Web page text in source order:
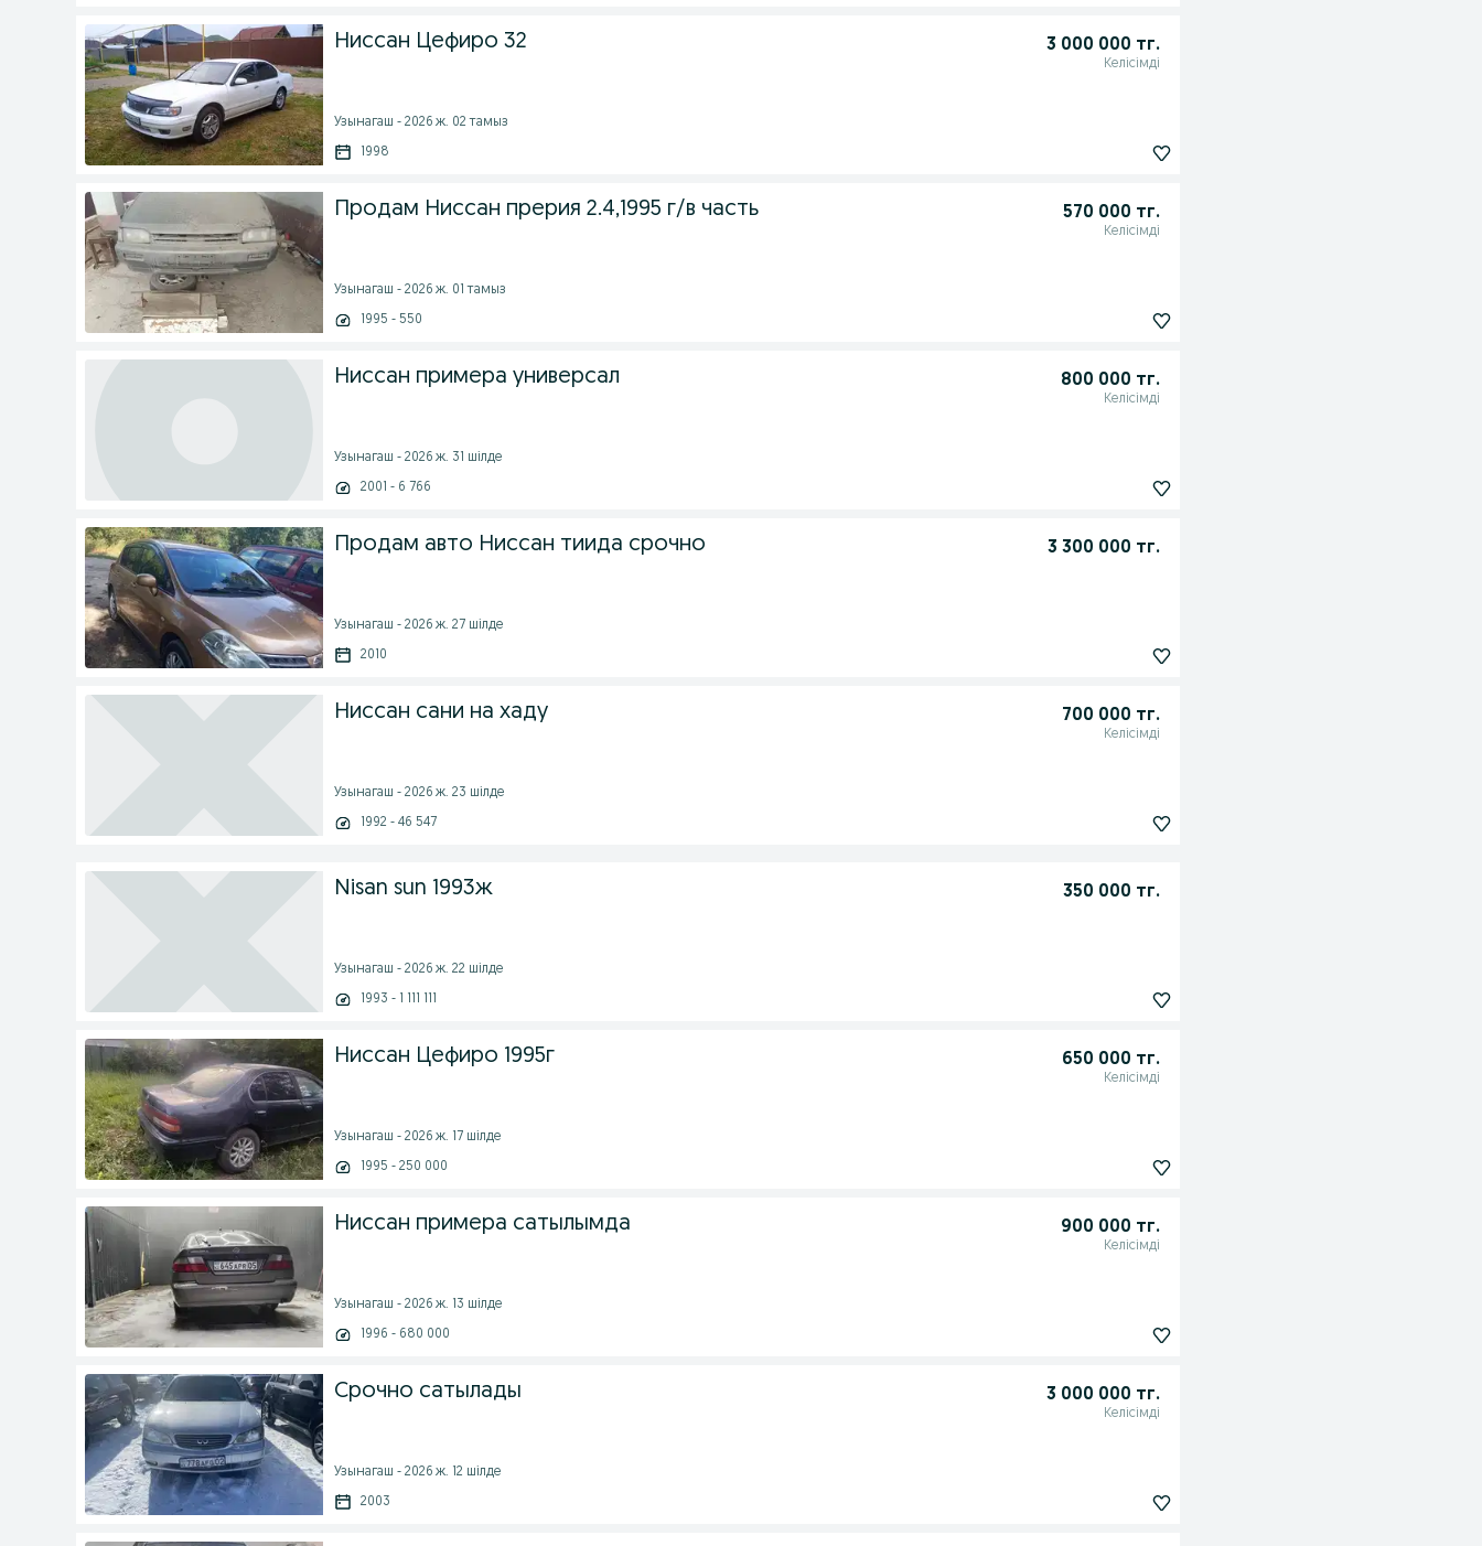
Ниссан Цефиро 32 3 000 000 тг.
Келісімді
Узынагаш - 2026 ж. 02 тамыз
1998
Продам Ниссан прерия 2.4,1995 г/в часть 570 000 тг.
Келісімді
Узынагаш - 2026 ж. 01 тамыз
1995 - 550
Ниссан примера универсал 800 000 тг.
Келісімді
Узынагаш - 2026 ж. 31 шілде
2001 - 6 766
Продам авто Ниссан тиида срочно 3 300 000 тг.
Узынагаш - 2026 ж. 27 шілде
2010
Ниссан сани на хаду 700 000 тг.
Келісімді
Узынагаш - 2026 ж. 23 шілде
1992 - 46 547
Nisan sun 1993ж 350 000 тг.
Узынагаш - 2026 ж. 22 шілде
1993 - 1 111 111
Ниссан Цефиро 1995г 650 000 тг.
Келісімді
Узынагаш - 2026 ж. 17 шілде
1995 - 250 000
Ниссан примера сатылымда 900 000 тг.
Келісімді
Узынагаш - 2026 ж. 13 шілде
1996 - 680 000
Срочно сатылады 3 000 000 тг.
Келісімді
Узынагаш - 2026 ж. 12 шілде
2003